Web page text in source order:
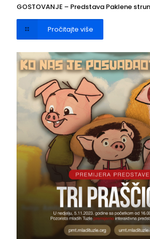
GOSTOVANJE – Predstava Paklene
Pročitajte više